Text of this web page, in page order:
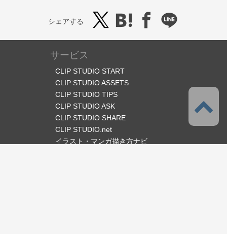
シェアする
サービス
CLIP STUDIO START
CLIP STUDIO ASSETS
CLIP STUDIO TIPS
CLIP STUDIO ASK
CLIP STUDIO SHARE
CLIP STUDIO.net
イラスト・マンガ描き方ナビ